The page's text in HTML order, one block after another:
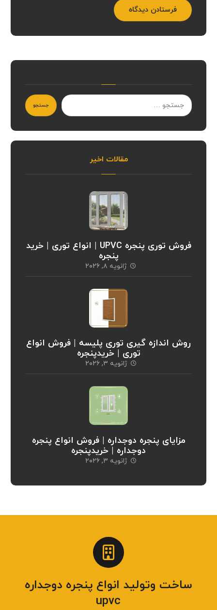
فرستادن دیدگاه
جستجو
مقالات اخیر
فروش توری پنجره UPVC | انواع توری | خرید
پنجره
ژانویه ۸, ۲۰۲۶
روش اندازه گیری توری پلیسه | فروش انواع
توری | خریدپنجره
ژانویه ۳, ۲۰۲۶
مزایای پنجره دوجداره | فروش انواع پنجره
دوجداره | خریدپنجره
ژانویه ۳, ۲۰۲۶
ساخت وتولید انواع پنجره دوجداره
upvc